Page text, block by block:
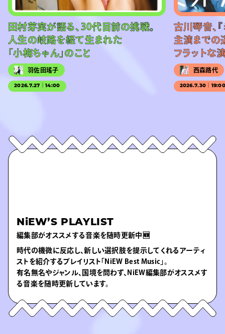
田村芽実が語る、30代目前の挑戦。
人生の岐路を経て生まれた
「小梅ちゃん」のこと
羽佐田瑤子
2026.7.27｜14:00
古川琴音、
主演までの
フラットな
西森路代
2026.7.30｜
NiEW’S PLAYLIST
編集部がオススメする音楽を随時更新中🆕
時代の機微に反応し、新しい選択肢を提示してくれるアーティ
ストを紹介するプレイリスト「NiEW Best Music」。
有名無名やジャンル、国境を問わず、NiEW編集部がオススメす
る音楽を随時更新しています。